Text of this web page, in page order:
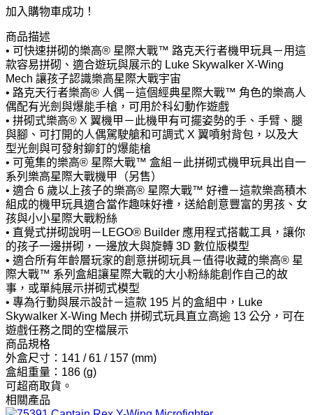
加入購物車成功！
商品描述
• 可快速拼砌的樂高® 星際大戰™ 路克天行者機甲玩具－用這
款容易拼砌、適合遊玩與展示的 Luke Skywalker X-Wing
Mech 讓孩子認識樂高星際大戰宇宙
• 路克天行者樂高® 人偶－這個經典星際大戰™ 角色的樂高人
偶配有光劍與爆能手槍，可用於科幻動作遊戲
• 拼砌式樂高® X 翼機甲－此機甲有可擺姿勢的手、手臂、腿
與腳、可打開的人偶駕駛艙和可調式 X 翼噴射背包，以及大
型光劍與可發射鉚釘的爆能槍
• 可蒐集的樂高® 星際大戰™ 盒組－此拼砌式機甲玩具出自一
系列樂高星際大戰機甲（另售）
• 適合 6 歲以上孩子的樂高® 星際大戰™ 好禮－這款樂高積木
組成的機甲玩具適合當作趣味好禮，送給創意豐富的男孩、女
孩與小小星際大戰粉絲
• 直覺式拼砌說明－LEGO® Builder 應用程式搭載工具，讓你
的孩子一邊拼砌，一邊放大與旋轉 3D 數位版模型
• 適合所有年齡層玩家的創意拼砌玩具－值得收藏的樂高® 星
際大戰™ 系列盒組讓星際大戰的大小粉絲能創作自己的故
事，或單純展示拼砌式模型
• 專為行動與展示設計－這款 195 片的盒組中，Luke
Skywalker X-Wing Mech 拼砌式玩具直立高逾 13 公分，可在
遊戲任務之間的空檔展示
商品規格
外盒尺寸：141 / 61 / 157 (mm)
盒組重量：186 (g)
可超商取貨。
相關產品